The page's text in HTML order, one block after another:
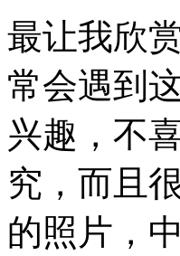
最让我欣
常会遇到
兴趣，不
究，而且
的照片，